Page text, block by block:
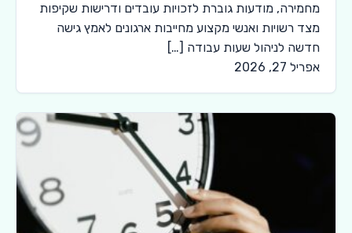
מחמירה, מודעות גוברת לזכויות עובדים ודרישות שקיפות
מצד רשויות ואנשי מקצוע מחייבות ארגונים לאמץ גישה
חדשה לניהול שעות עבודה […]
אפריל 27, 2026